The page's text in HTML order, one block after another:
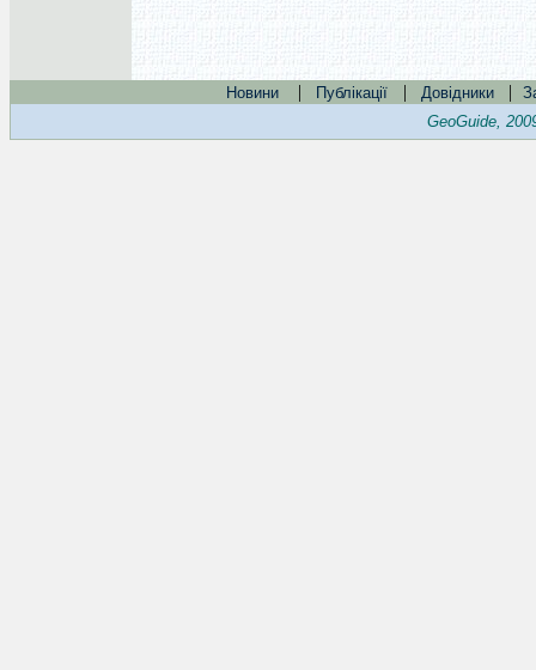
Новини | Публікації | Довідники |
GeoGuide,